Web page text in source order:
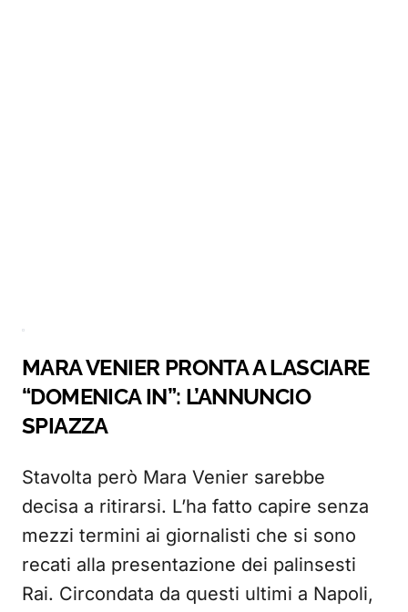
MARA VENIER PRONTA A LASCIARE
“DOMENICA IN”: L’ANNUNCIO
SPIAZZA
Stavolta però Mara Venier sarebbe
decisa a ritirarsi. L’ha fatto capire senza
mezzi termini ai giornalisti che si sono
recati alla presentazione dei palinsesti
Rai. Circondata da questi ultimi a Napoli,